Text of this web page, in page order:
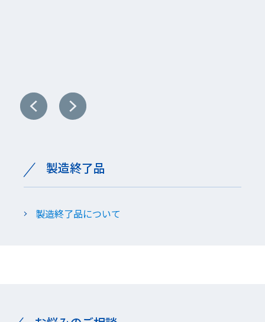
製造終了品
製造終了品について